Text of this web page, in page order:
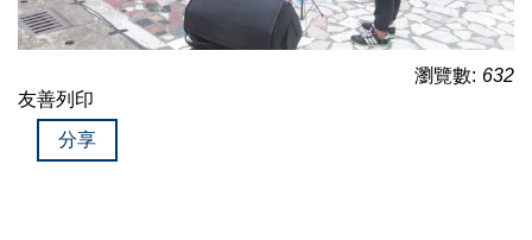
瀏覽數: 632
友善列印
分享